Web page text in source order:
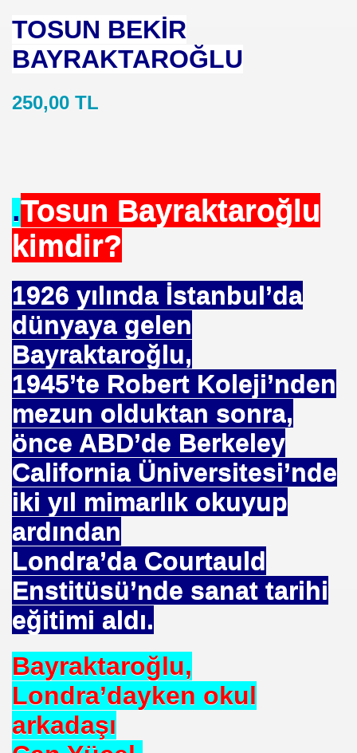
TOSUN BEKİR
BAYRAKTAROĞLU
250,00 TL
.Tosun Bayraktaroğlu
kimdir?
1926 yılında İstanbul’da
dünyaya gelen
Bayraktaroğlu,
1945’te Robert Koleji’nden
mezun olduktan sonra,
önce ABD’de Berkeley
California Üniversitesi’nde
iki yıl mimarlık okuyup
ardından
Londra’da Courtauld
Enstitüsü’nde sanat tarihi
eğitimi aldı.
Bayraktaroğlu,
Londra’dayken okul
arkadaşı
DİNÇER
Oturan TekProf. Maliye Bakanı